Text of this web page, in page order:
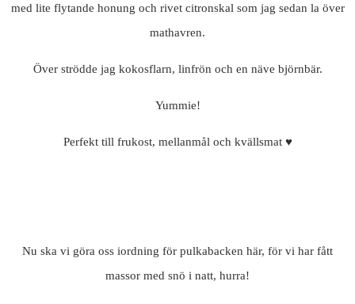
med lite flytande honung och rivet citronskal som jag sedan la över
mathavren.
Över strödde jag kokosflarn, linfrön och en näve björnbär.
Yummie!
Perfekt till frukost, mellanmål och kvällsmat ♥
Nu ska vi göra oss iordning för pulkabacken här, för vi har fått
massor med snö i natt, hurra!